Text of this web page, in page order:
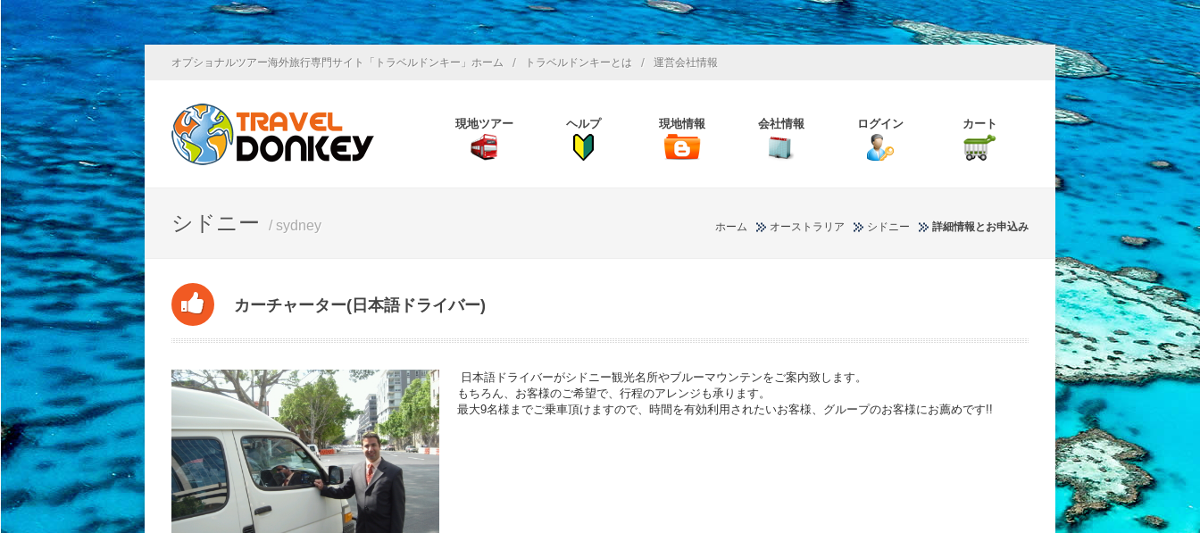
オプショナルツアー海外旅行専門サイト「トラベルドンキー」ホーム / トラベルドンキーとは / 運営会社情報
現地ツアー ヘルプ 現地情報 会社情報 ログイン カート
シドニー / sydney ホーム オーストラリア シドニー 詳細情報とお申込み
カーチャーター(日本語ドライバー)
日本語ドライバーがシドニー観光名所やブルーマウンテンをご案内致します。
もちろん、お客様のご希望で、行程のアレンジも承ります。
最大9名様までご乗車頂けますので、時間を有効利用されたいお客様、グループのお客様にお薦めです!!